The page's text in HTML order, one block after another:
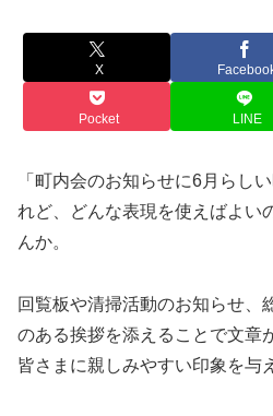
X
Pocket LINE
「町内会のお知らせに6月らし
れど、どんな表現を使えばよい
んか。
回覧板や清掃活動のお知らせ、
のある挨拶を添えることで文章
皆さまに親しみやすい印象を与